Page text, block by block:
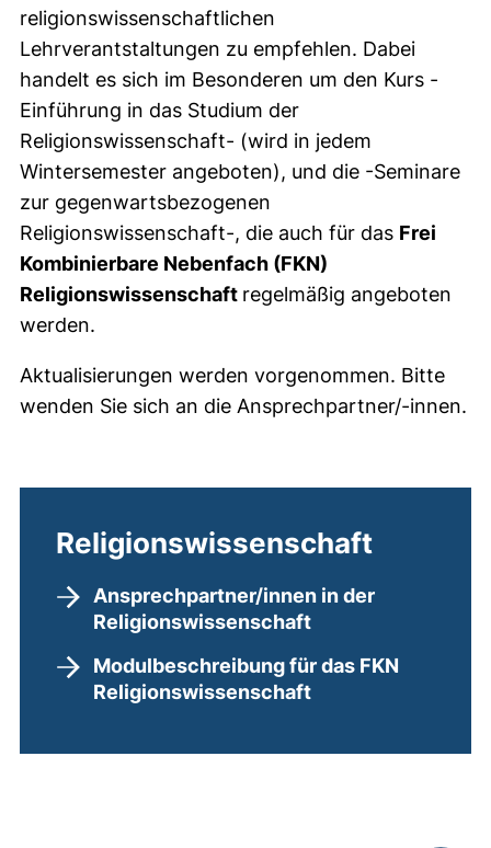
religionswissenschaftlichen
Lehrverantstaltungen zu empfehlen. Dabei
handelt es sich im Besonderen um den Kurs -
Einführung in das Studium der
Religionswissenschaft- (wird in jedem
Wintersemester angeboten), und die -Seminare
zur gegenwartsbezogenen
Religionswissenschaft-, die auch für das Frei
Kombinierbare Nebenfach (FKN)
Religionswissenschaft regelmäßig angeboten
werden.
Aktualisierungen werden vorgenommen. Bitte
wenden Sie sich an die Ansprechpartner/-innen.
Religionswissenschaft
Ansprechpartner/innen in der
Religionswissenschaft
Modulbeschreibung für das FKN
Religionswissenschaft